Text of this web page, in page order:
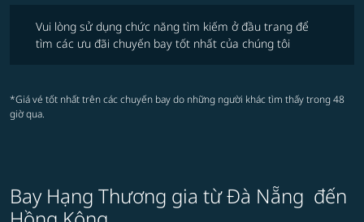
Vui lòng sử dụng chức năng tìm kiếm ở đầu trang để
tìm các ưu đãi chuyến bay tốt nhất của chúng tôi
*Giá vé tốt nhất trên các chuyến bay do những người khác tìm thấy trong 48
giờ qua.
Bay Hạng Thương gia từ Đà Nẵng đến